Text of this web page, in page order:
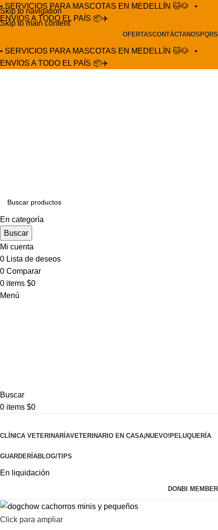
Skip to navigation
Skip to main content
• SERVICIOS PARA MASCOTAS EN MEDELLÍN 🐱🐶
•
ENVÍOS A TODO EL PAÍS 📦✈️
OFERTASCONTÁCTANOS PQRS
• SERVICIOS PARA MASCOTAS EN MEDELLÍN 🐱🐶
•
ENVÍOS A TODO EL PAÍS 📦✈️
En categoría
Buscar
Mi cuenta
0 Lista de deseos
0 Comparar
0 items $0
Menú
Buscar
0 items $0
CLÍNICA VETERINARÍAVETERINARIO EN CASA¡NUEVO! PELUQUERÍA
GUARDERÍABLOG/TIPS
En liquidación
DONBI MEMBER
Click para ampliar